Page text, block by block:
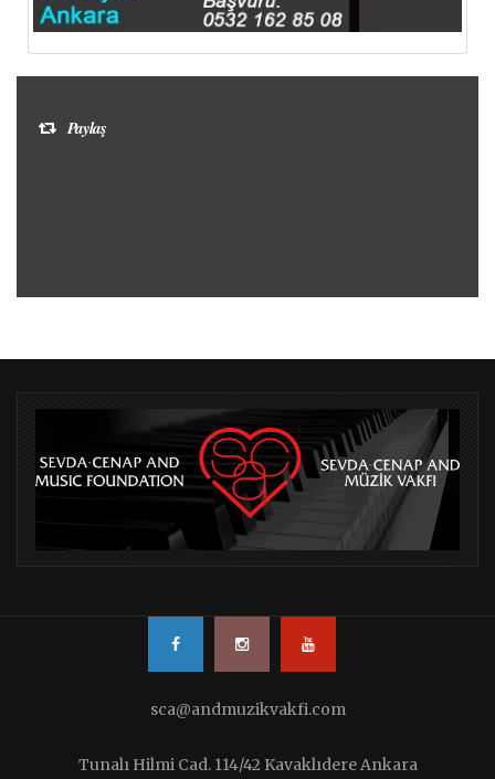
Paylaş
sca@andmuzikvakfi.com
Tunalı Hilmi Cad. 114/42 Kavaklıdere Ankara